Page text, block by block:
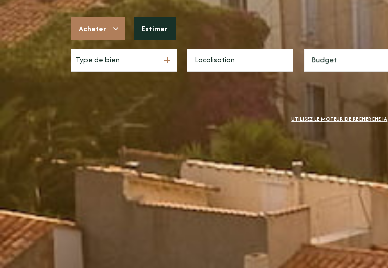
Acheter
De l'ancien
Estimer
Type de bien Budget
UTILISEZ LE MOTEUR DE RECHERCHE IA